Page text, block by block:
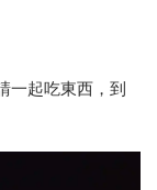
一起吃東西，到